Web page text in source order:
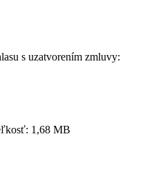
s uzatvorením zmluvy:
1,68 MB